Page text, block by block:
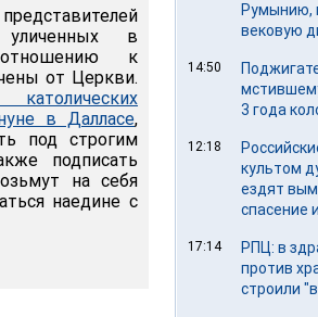
уличенных в
к
от Церкви.
католических
в Далласе,
под строгим
подписать
на себя
наедине с
Румынию,
вековую
14:50
3 года
12:18
культом
ездят
спасение
17:14
РПЦ: в
против
строили